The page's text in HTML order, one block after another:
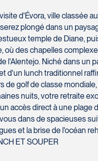
d'Évora, ville classée
plongé dans un
temple de Diane,
où des chapelles
l'Alentejo. Niché dans un
d'un lunch traditionnel
de golf de classe
nuits, votre retraite
accès direct à une plage
dans de spacieuses
et la brise de l'océan
ET SOUPER